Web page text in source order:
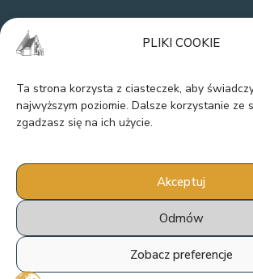
PLIKI COOKIE
Ta strona korzysta z ciasteczek, aby
najwyższym poziomie. Dalsze korzystanie ze
zgadzasz się na ich użycie.
Akceptuj
Odmów
Zobacz preferencje
Zapraszamy do kontaktu!
Parafia Rzymskokatolicka pw.
Najświętszej Maryi Panny w
2024 Wszelkie prawa